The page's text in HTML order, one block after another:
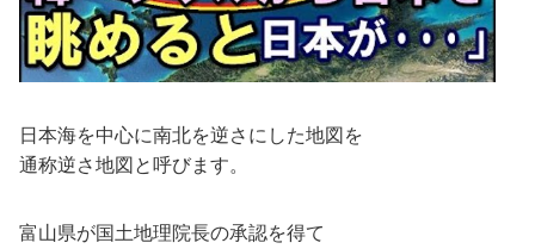
日本海を中心に南北を逆さにした地図を
通称逆さ地図と呼びます。
富山県が国土地理院長の承認を得て